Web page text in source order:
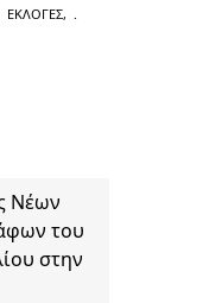
ΕΚΛΟΓΈΣ,
Νέων
του
στην